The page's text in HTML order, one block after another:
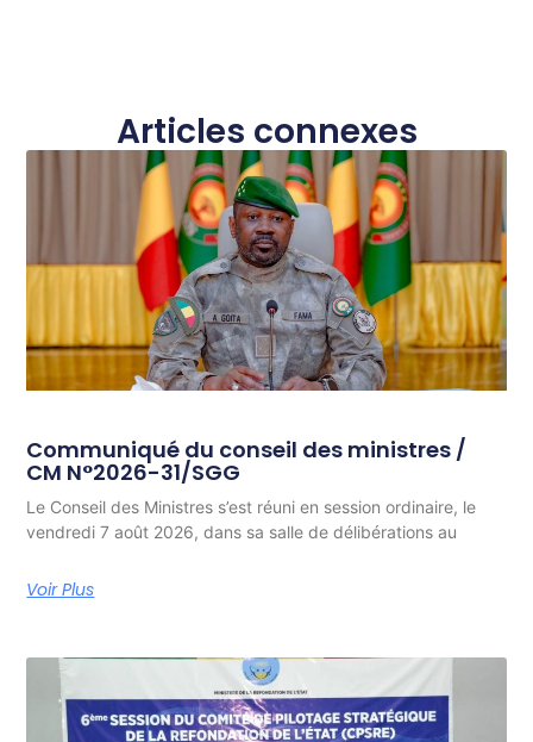
Articles connexes
Communiqué du conseil des ministres /
CM N°2026-31/SGG
Le Conseil des Ministres s’est réuni en session ordinaire, le
vendredi 7 août 2026, dans sa salle de délibérations au
Voir Plus